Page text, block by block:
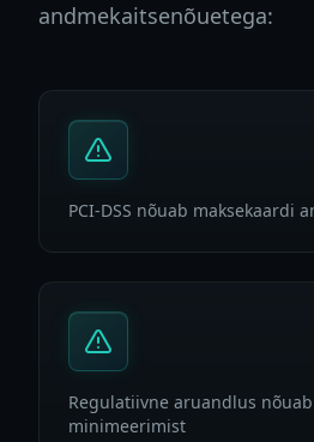
andmekaitsenõuetega:
PCI-DSS nõuab maksekaardi
Regulatiivne aruandlus
minimeerimist